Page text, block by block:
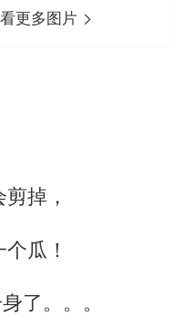
更多图片
掉，
瓜！
了。。。